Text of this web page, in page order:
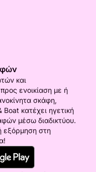
και
ενοικίαση με ή
σκάφη,
κατέχει ηγετική
μέσω διαδικτύου.
εξόρμηση στη